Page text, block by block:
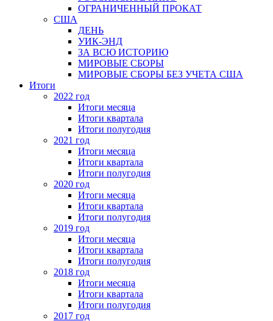
ОГРАНИЧЕННЫЙ ПРОКАТ
США
ДЕНЬ
УИК-ЭНД
ЗА ВСЮ ИСТОРИЮ
МИРОВЫЕ СБОРЫ
МИРОВЫЕ СБОРЫ БЕЗ УЧЕТА США
Итоги
2022 год
Итоги месяца
Итоги квартала
Итоги полугодия
2021 год
Итоги месяца
Итоги квартала
Итоги полугодия
2020 год
Итоги месяца
Итоги квартала
Итоги полугодия
2019 год
Итоги месяца
Итоги квартала
Итоги полугодия
2018 год
Итоги месяца
Итоги квартала
Итоги полугодия
2017 год